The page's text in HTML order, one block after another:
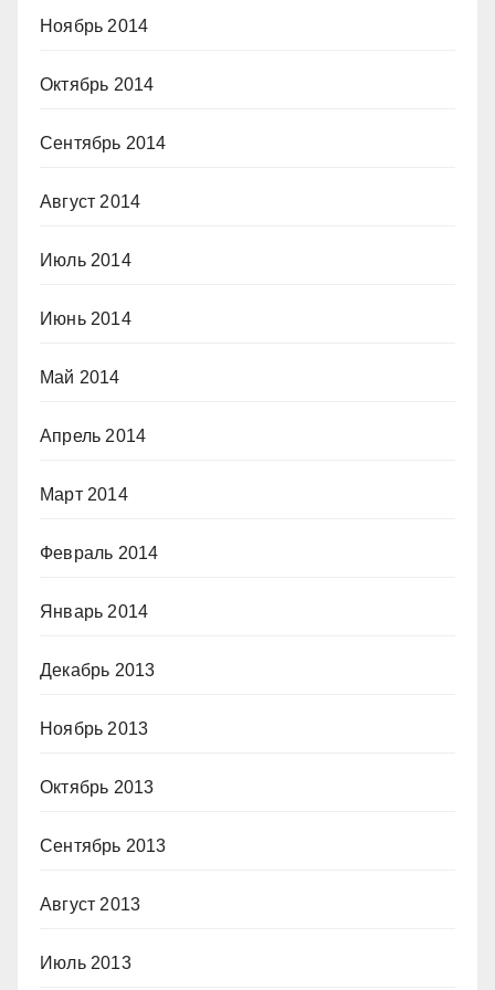
Ноябрь 2014
Октябрь 2014
Сентябрь 2014
Август 2014
Июль 2014
Июнь 2014
Май 2014
Апрель 2014
Март 2014
Февраль 2014
Январь 2014
Декабрь 2013
Ноябрь 2013
Октябрь 2013
Сентябрь 2013
Август 2013
Июль 2013